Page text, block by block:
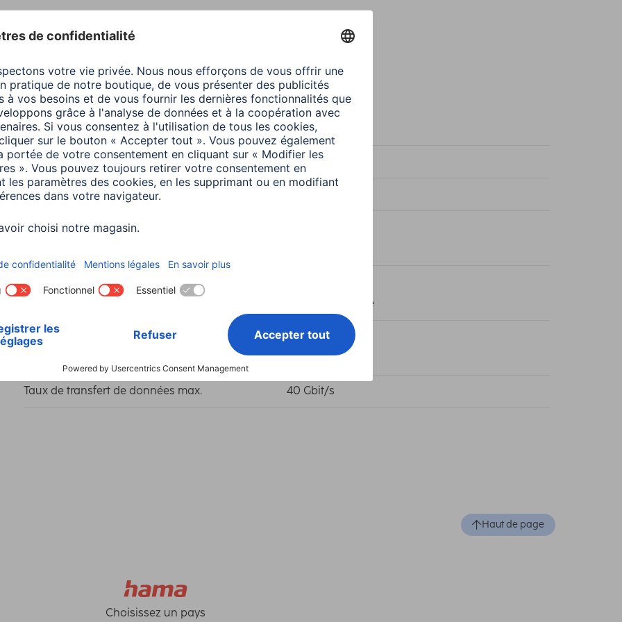
Couleur Noir
Couleurs disponibles Noir
Ligne produit
RJ45 (8p8c) Mâle
2000 Mhz
Taux de transfert de données max. 40 Gbit/s
Haut de page
Choisissez un pays